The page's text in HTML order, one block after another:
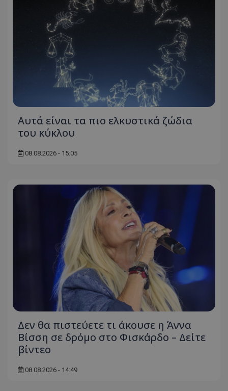
Αυτά είναι τα πιο ελκυστικά ζώδια
του κύκλου
08.08.2026 - 15:05
Δεν θα πιστεύετε τι άκουσε η Άννα
Βίσση σε δρόμο στο Φισκάρδο – Δείτε
βίντεο
08.08.2026 - 14:49